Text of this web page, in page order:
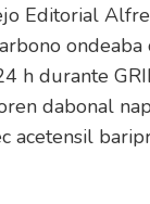
Editorial
h durante
dabonal
acetensil